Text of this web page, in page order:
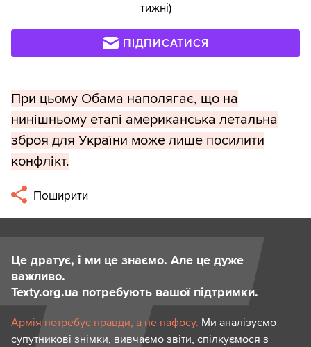
тижні)
ПІДПИСАТИСЯ
При цьому Обама наполягає, що на
нинішньому етапі американська летальна
зброя для України може лише посилити
конфлікт.
Поширити
Це дратує, і ми це знаємо. Але це дуже
важливо.
Texty.org.ua потребують вашої підтримки.
Армія потребує правди, а не пафосу. Ми аналізуємо
супутникові знімки, вивчаємо звіти, спілкуємося з